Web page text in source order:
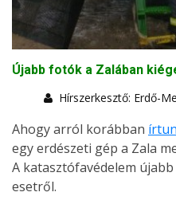
Újabb fotók a Zalában
Hírszerkesztő: Erdő-
Ahogy arról korábban
egy erdészeti gép a Zala
A katasztófavédelem
esetről.